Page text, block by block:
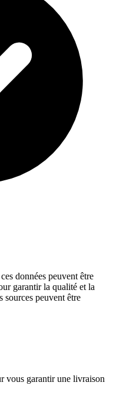
données peuvent être
garantir la qualité et la
sources peuvent être
vous garantir une livraison